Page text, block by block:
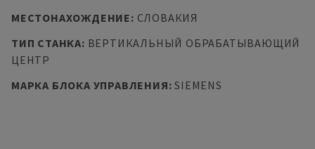
МЕСТОНАХОЖДЕНИЕ: СЛОВАКИЯ
ТИП СТАНКА: ВЕРТИКАЛЬНЫЙ ОБРАБАТЫВАЮЩИЙ
ЦЕНТР
МАРКА БЛОКА УПРАВЛЕНИЯ:SIEMENS